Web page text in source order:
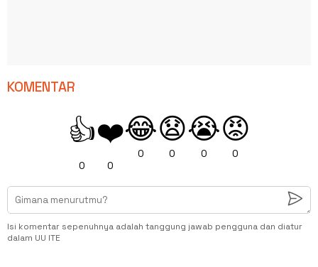
KOMENTAR
👍
0
❤️
0
😂
0
😧
0
😭
0
😡
0
Isi komentar sepenuhnya adalah tanggung jawab pengguna dan diatur
dalam UU ITE